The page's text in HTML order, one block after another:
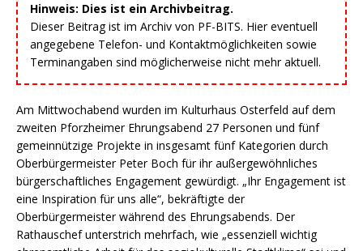
Hinweis: Dies ist ein Archivbeitrag.
Dieser Beitrag ist im Archiv von PF-BITS. Hier eventuell
angegebene Telefon- und Kontaktmöglichkeiten sowie
Terminangaben sind möglicherweise nicht mehr aktuell.
Am Mittwochabend wurden im Kulturhaus Osterfeld auf dem
zweiten Pforzheimer Ehrungsabend 27 Personen und fünf
gemeinnützige Projekte in insgesamt fünf Kategorien durch
Oberbürgermeister Peter Boch für ihr außergewöhnliches
bürgerschaftliches Engagement gewürdigt. „Ihr Engagement ist
eine Inspiration für uns alle“, bekräftigte der
Oberbürgermeister während des Ehrungsabends. Der
Rathauschef unterstrich mehrfach, wie „essenziell wichtig